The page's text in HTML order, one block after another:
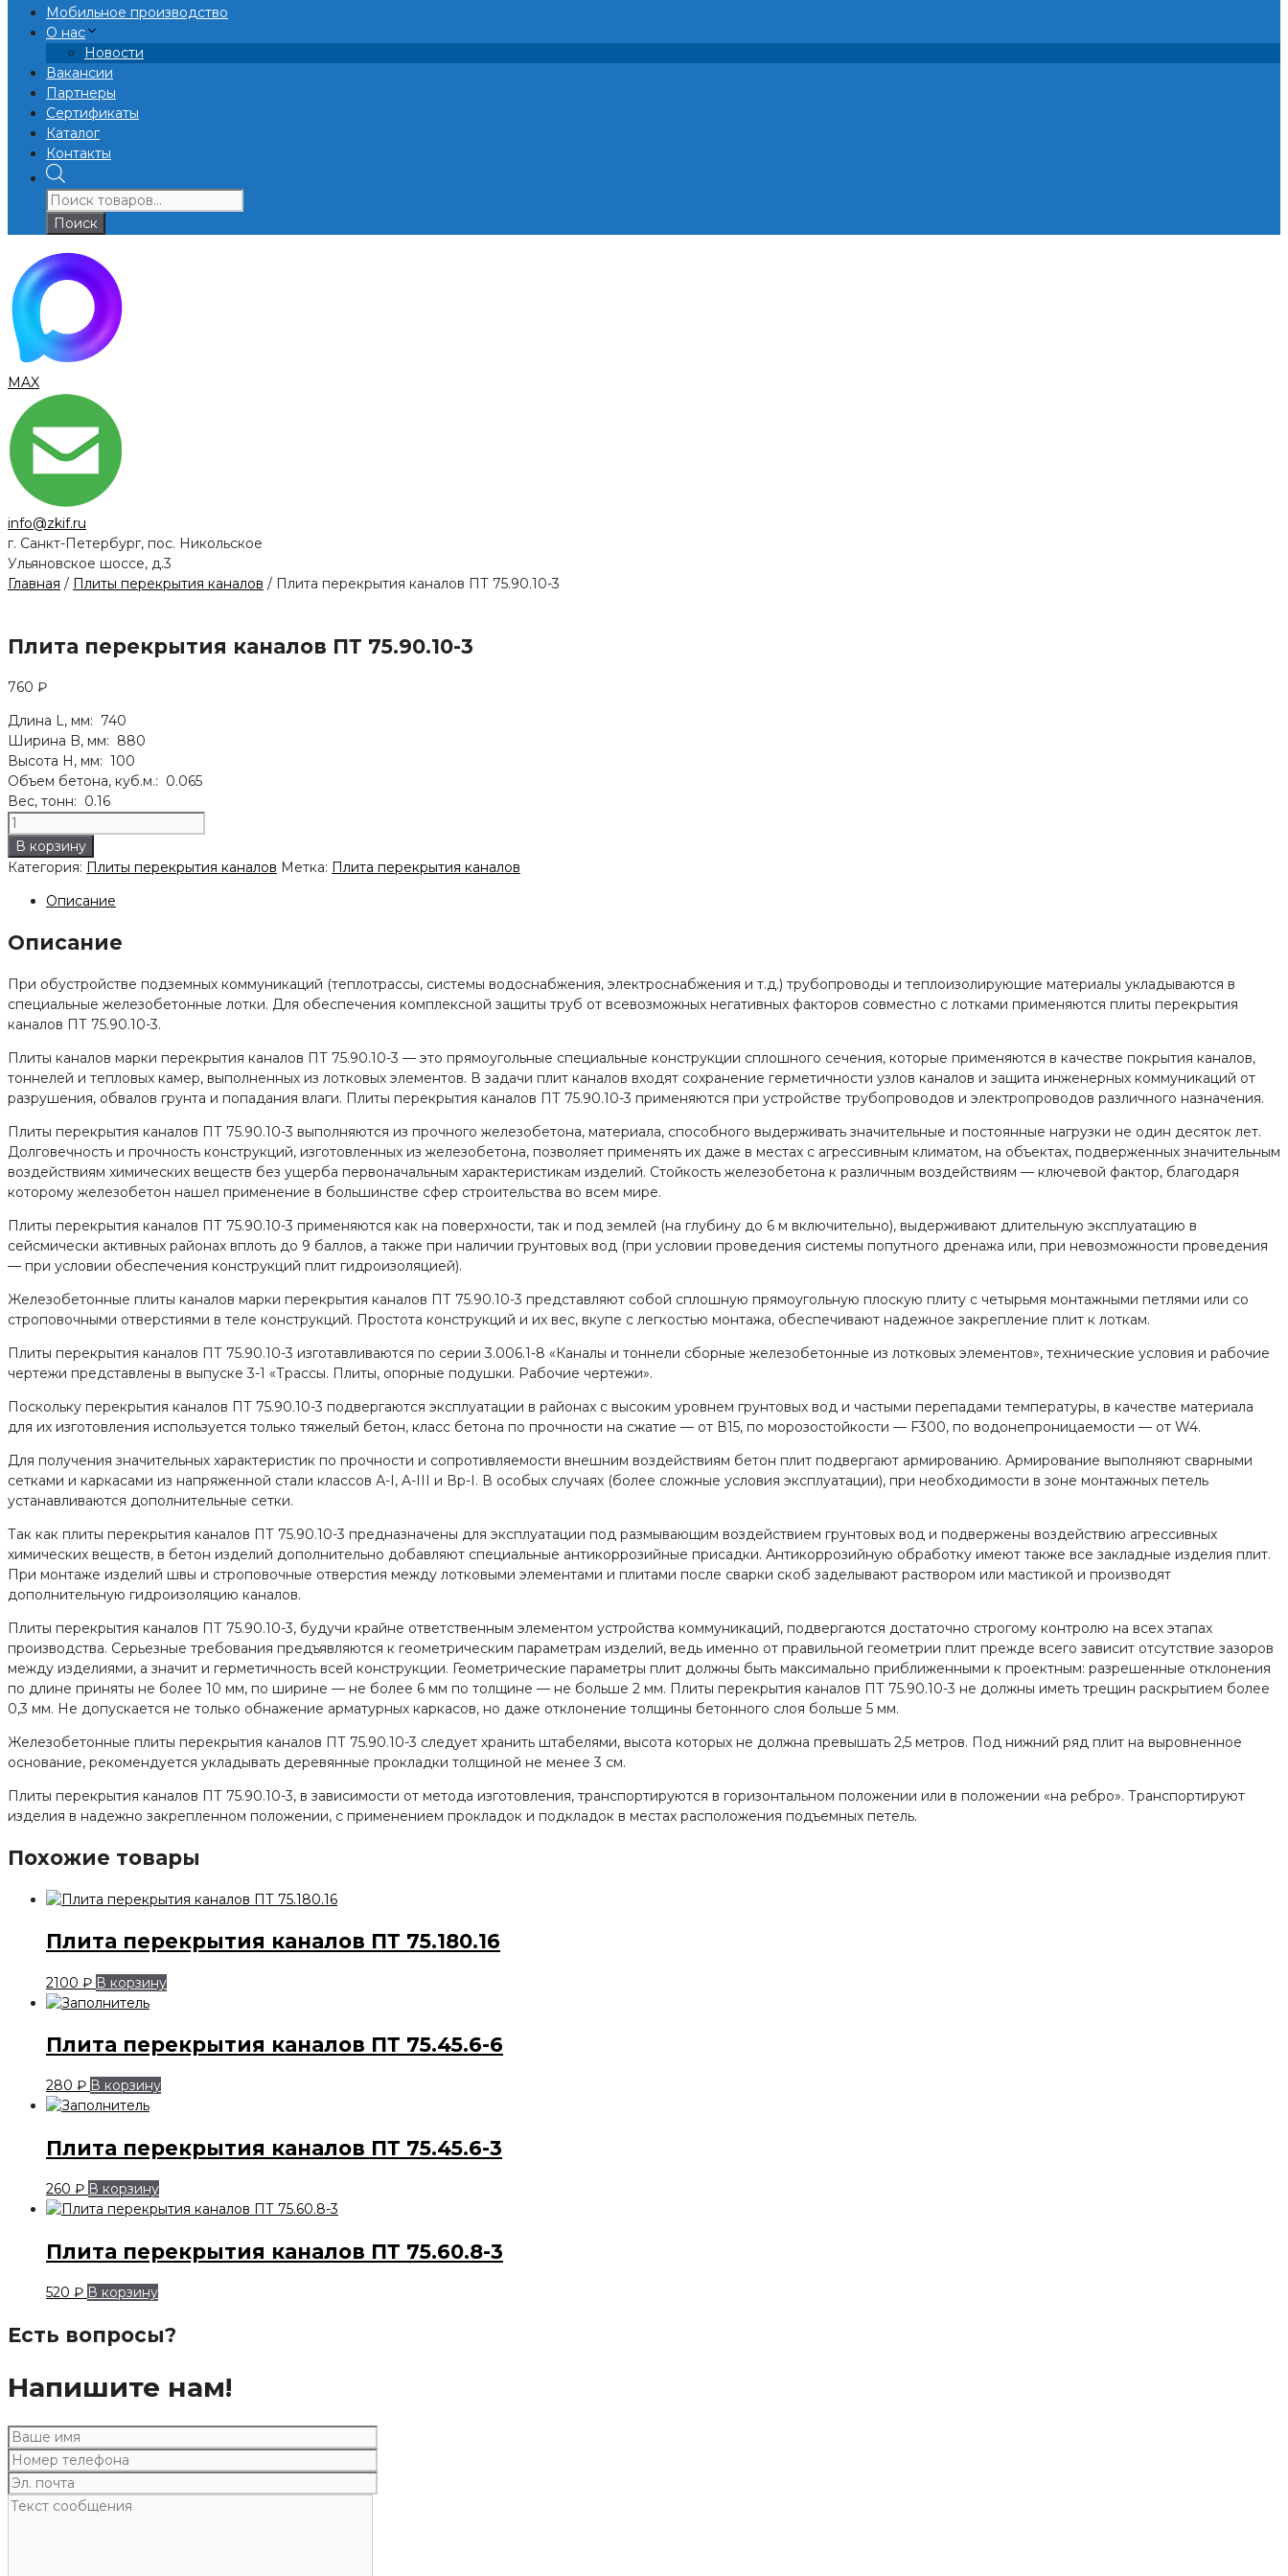
Мобильное производство
О нас
Новости
Вакансии
Партнеры
Сертификаты
Каталог
Контакты
Поиск
товаров
Поиск
MAX
info@zkif.ru
г. Санкт-Петербург, пос. Никольское
Ульяновское шоссе, д.3
Главная / Плиты перекрытия каналов / Плита перекрытия каналов ПТ 75.90.10-3
Плита перекрытия каналов ПТ 75.90.10-3
760 ₽
Длина L, мм: 740
Ширина B, мм: 880
Высота H, мм: 100
Объем бетона, куб.м.: 0.065
Вес, тонн: 0.16
Количество
товара
Плита
перекрытия
каналов
75.90.10-
В корзину
Категория: Плиты перекрытия каналов Метка: Плита перекрытия каналов
Описание
Описание
При обустройстве подземных коммуникаций (теплотрассы, системы водоснабжения, электроснабжения и т.д.) трубопроводы и теплоизолирующие материалы укладываются в
специальные железобетонные лотки. Для обеспечения комплексной защиты труб от всевозможных негативных факторов совместно с лотками применяются плиты перекрытия
каналов ПТ 75.90.10-3.
Плиты каналов марки перекрытия каналов ПТ 75.90.10-3 — это прямоугольные специальные конструкции сплошного сечения, которые применяются в качестве покрытия каналов,
тоннелей и тепловых камер, выполненных из лотковых элементов. В задачи плит каналов входят сохранение герметичности узлов каналов и защита инженерных коммуникаций от
разрушения, обвалов грунта и попадания влаги. Плиты перекрытия каналов ПТ 75.90.10-3 применяются при устройстве трубопроводов и электропроводов различного назначения.
Плиты перекрытия каналов ПТ 75.90.10-3 выполняются из прочного железобетона, материала, способного выдерживать значительные и постоянные нагрузки не один десяток лет.
Долговечность и прочность конструкций, изготовленных из железобетона, позволяет применять их даже в местах с агрессивным климатом, на объектах, подверженных значительным
воздействиям химических веществ без ущерба первоначальным характеристикам изделий. Стойкость железобетона к различным воздействиям — ключевой фактор, благодаря
которому железобетон нашел применение в большинстве сфер строительства во всем мире.
Плиты перекрытия каналов ПТ 75.90.10-3 применяются как на поверхности, так и под землей (на глубину до 6 м включительно), выдерживают длительную эксплуатацию в
сейсмически активных районах вплоть до 9 баллов, а также при наличии грунтовых вод (при условии проведения системы попутного дренажа или, при невозможности проведения
— при условии обеспечения конструкций плит гидроизоляцией).
Железобетонные плиты каналов марки перекрытия каналов ПТ 75.90.10-3 представляют собой сплошную прямоугольную плоскую плиту с четырьмя монтажными петлями или со
строповочными отверстиями в теле конструкций. Простота конструкций и их вес, вкупе с легкостью монтажа, обеспечивают надежное закрепление плит к лоткам.
Плиты перекрытия каналов ПТ 75.90.10-3 изготавливаются по серии 3.006.1-8 «Каналы и тоннели сборные железобетонные из лотковых элементов», технические условия и рабочие
чертежи представлены в выпуске 3-1 «Трассы. Плиты, опорные подушки. Рабочие чертежи».
Поскольку перекрытия каналов ПТ 75.90.10-3 подвергаются эксплуатации в районах с высоким уровнем грунтовых вод и частыми перепадами температуры, в качестве материала
для их изготовления используется только тяжелый бетон, класс бетона по прочности на сжатие — от В15, по морозостойкости — F300, по водонепроницаемости — от W4.
Для получения значительных характеристик по прочности и сопротивляемости внешним воздействиям бетон плит подвергают армированию. Армирование выполняют сварными
сетками и каркасами из напряженной стали классов А-I, A-III и Вр-I. В особых случаях (более сложные условия эксплуатации), при необходимости в зоне монтажных петель
устанавливаются дополнительные сетки.
Так как плиты перекрытия каналов ПТ 75.90.10-3 предназначены для эксплуатации под размывающим воздействием грунтовых вод и подвержены воздействию агрессивных
химических веществ, в бетон изделий дополнительно добавляют специальные антикоррозийные присадки. Антикоррозийную обработку имеют также все закладные изделия плит.
При монтаже изделий швы и строповочные отверстия между лотковыми элементами и плитами после сварки скоб заделывают раствором или мастикой и производят
дополнительную гидроизоляцию каналов.
Плиты перекрытия каналов ПТ 75.90.10-3, будучи крайне ответственным элементом устройства коммуникаций, подвергаются достаточно строгому контролю на всех этапах
производства. Серьезные требования предъявляются к геометрическим параметрам изделий, ведь именно от правильной геометрии плит прежде всего зависит отсутствие зазоров
между изделиями, а значит и герметичность всей конструкции. Геометрические параметры плит должны быть максимально приближенными к проектным: разрешенные отклонения
по длине приняты не более 10 мм, по ширине — не более 6 мм по толщине — не больше 2 мм. Плиты перекрытия каналов ПТ 75.90.10-3 не должны иметь трещин раскрытием более
0,3 мм. Не допускается не только обнажение арматурных каркасов, но даже отклонение толщины бетонного слоя больше 5 мм.
Железобетонные плиты перекрытия каналов ПТ 75.90.10-3 следует хранить штабелями, высота которых не должна превышать 2,5 метров. Под нижний ряд плит на выровненное
основание, рекомендуется укладывать деревянные прокладки толщиной не менее 3 см.
Плиты перекрытия каналов ПТ 75.90.10-3, в зависимости от метода изготовления, транспортируются в горизонтальном положении или в положении «на ребро». Транспортируют
изделия в надежно закрепленном положении, с применением прокладок и подкладок в местах расположения подъемных петель.
Похожие товары
Плита перекрытия каналов ПТ 75.180.16
2100 ₽ В корзину
Плита перекрытия каналов ПТ 75.45.6-6
280 ₽ В корзину
Плита перекрытия каналов ПТ 75.45.6-3
260 ₽ В корзину
Плита перекрытия каналов ПТ 75.60.8-3
520 ₽ В корзину
Есть вопросы?
Напишите нам!